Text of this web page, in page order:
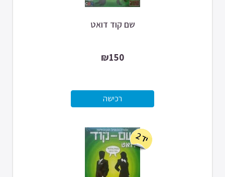
שם קוד דואט
₪150